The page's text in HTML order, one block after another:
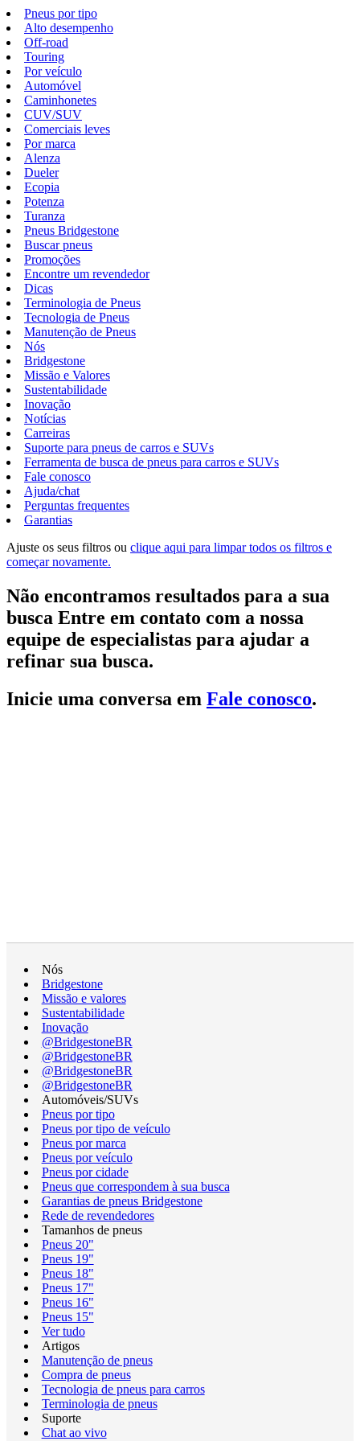
Pneus por tipo
Alto desempenho
Off-road
Touring
Por veículo
Automóvel
Caminhonetes
CUV/SUV
Comerciais leves
Por marca
Alenza
Dueler
Ecopia
Potenza
Turanza
Pneus Bridgestone
Buscar pneus
Promoções
Encontre um revendedor
Dicas
Terminologia de Pneus
Tecnologia de Pneus
Manutenção de Pneus
Nós
Bridgestone
Missão e Valores
Sustentabilidade
Inovação
Notícias
Carreiras
Suporte para pneus de carros e SUVs
Ferramenta de busca de pneus para carros e SUVs
Fale conosco
Ajuda/chat
Perguntas frequentes
Garantias
Ajuste os seus filtros ou clique aqui para limpar todos os filtros e
começar novamente.
Não encontramos resultados para a sua
busca Entre em contato com a nossa
equipe de especialistas para ajudar a
refinar sua busca.
Inicie uma conversa em Fale conosco.
Nós
Bridgestone
Missão e valores
Sustentabilidade
Inovação
@BridgestoneBR
@BridgestoneBR
@BridgestoneBR
@BridgestoneBR
Automóveis/SUVs
Pneus por tipo
Pneus por tipo de veículo
Pneus por marca
Pneus por veículo
Pneus por cidade
Pneus que correspondem à sua busca
Garantias de pneus Bridgestone
Rede de revendedores
Tamanhos de pneus
Pneus 20"
Pneus 19"
Pneus 18"
Pneus 17"
Pneus 16"
Pneus 15"
Ver tudo
Artigos
Manutenção de pneus
Compra de pneus
Tecnologia de pneus para carros
Terminologia de pneus
Suporte
Chat ao vivo